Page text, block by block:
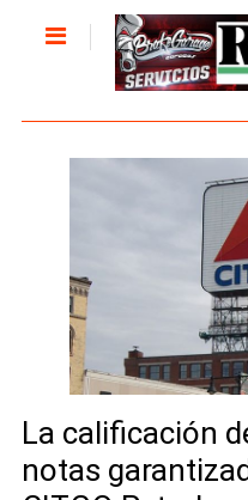
La calificación
notas